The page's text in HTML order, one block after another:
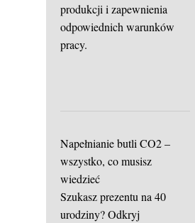
produkcji i zapewnienia
odpowiednich warunków
pracy.
Napełnianie butli CO2 –
wszystko, co musisz
wiedzieć
Szukasz prezentu na 40
urodziny? Odkryj